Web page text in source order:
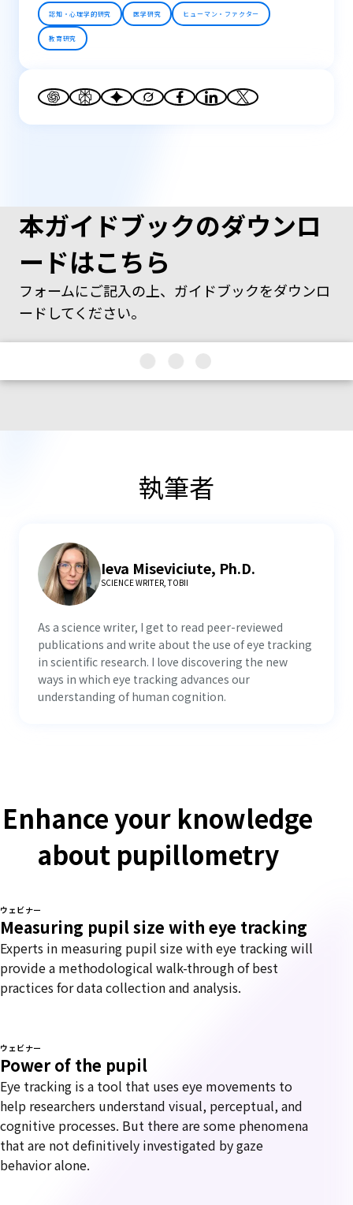
認知・心理学的研究 医学研究 ヒューマン・ファクター
教育研究
本ガイドブックのダウンロ
ードはこちら
フォームにご記入の上、ガイドブックをダウンロ
ードしてください。
執筆者
Ieva Miseviciute, Ph.D.
SCIENCE WRITER, TOBII
As a science writer, I get to read peer-reviewed
publications and write about the use of eye tracking
in scientific research. I love discovering the new
ways in which eye tracking advances our
understanding of human cognition.
Enhance your knowledge
about pupillometry
ウェビナー
Measuring pupil size with eye tracking
Experts in measuring pupil size with eye tracking will
provide a methodological walk-through of best
practices for data collection and analysis.
ウェビナー
Power of the pupil
Eye tracking is a tool that uses eye movements to
help researchers understand visual, perceptual, and
cognitive processes. But there are some phenomena
that are not definitively investigated by gaze
behavior alone.